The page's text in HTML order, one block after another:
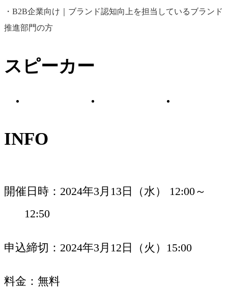
・B2B企業向け｜ブランド認知向上を担当しているブランド
推進部門の方
スピーカー
藤岡 裕佑
株式会社アマナ／
UXプランニングデ
INFO
開催日時
2024年3月13日（水） 12:00～
12:50
申込締切 2024年3月12日（火）15:00
料金 無料